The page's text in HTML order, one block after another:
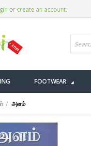
or create an account.
FOOTWEAR
அளம்